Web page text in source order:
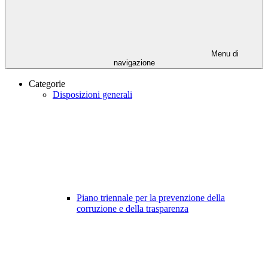
Menu di
navigazione
Categorie
Disposizioni generali
Piano triennale per la prevenzione della
corruzione e della trasparenza